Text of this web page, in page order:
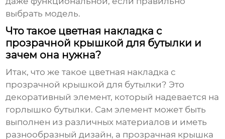
выбрать модель.
Что такое цветная накладка с
прозрачной крышкой для бутылки и
зачем она нужна?
Итак, что же такое цветная накладка с
прозрачной крышкой для бутылки? Это
декоративный элемент, который надевается на
горлышко бутылки. Сам элемент может быть
выполнен из различных материалов и иметь
разнообразный дизайн, а прозрачная крышка